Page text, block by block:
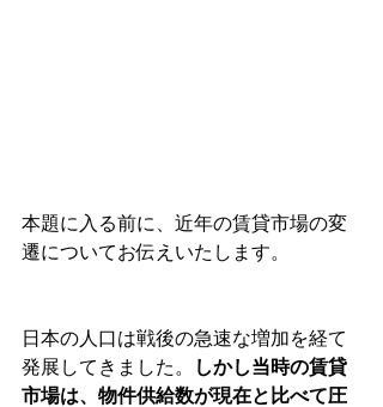
本題に入る前に、近年の賃貸市場の変
遷についてお伝えいたします。
日本の人口は戦後の急速な増加を経て
発展してきました。
しかし当時の賃貸
市場は、物件供給数が現在と比べて圧